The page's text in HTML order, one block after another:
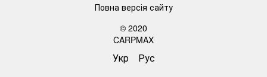
Повна версія сайту
© 2020
CARPMAX
Укр Рус